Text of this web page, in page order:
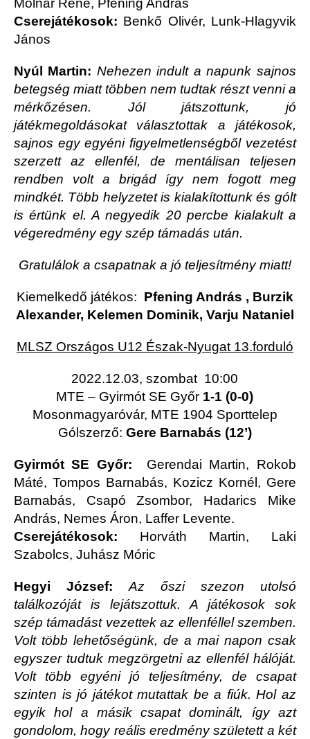
Molnár René, Pfening András
Cserejátékosok: Benkő Olivér, Lunk-Hlagyvik
János
Nyúl Martin: Nehezen indult a napunk sajnos
betegség miatt többen nem tudtak részt venni a
mérkőzésen. Jól játszottunk, jó
játékmegoldásokat választottak a játékosok,
sajnos egy egyéni figyelmetlenségből vezetést
szerzett az ellenfél, de mentálisan teljesen
rendben volt a brigád így nem fogott meg
mindkét. Több helyzetet is kialakítottunk és gólt
is értünk el. A negyedik 20 percbe kialakult a
végeredmény egy szép támadás után.
Gratulálok a csapatnak a jó teljesítmény miatt!
Kiemelkedő játékos: Pfening András , Burzik
Alexander, Kelemen Dominik, Varju Nataniel
MLSZ Országos U12 Észak-Nyugat 13.forduló
2022.12.03, szombat 10:00
MTE – Gyirmót SE Győr 1-1 (0-0)
Mosonmagyaróvár, MTE 1904 Sporttelep
Gólszerző: Gere Barnabás (12’)
Gyirmót SE Győr: Gerendai Martin, Rokob
Máté, Tompos Barnabás, Kozicz Kornél, Gere
Barnabás, Csapó Zsombor, Hadarics Mike
András, Nemes Áron, Laffer Levente.
Cserejátékosok: Horváth Martin, Laki
Szabolcs, Juhász Móric
Hegyi József:
Az őszi szezon utolsó
találkozóját is lejátszottuk. A játékosok sok
szép támadást vezettek az ellenféllel szemben.
Volt több lehetőségünk, de a mai napon csak
egyszer tudtuk megzörgetni az ellenfél hálóját.
Volt több egyéni jó teljesítmény, de csapat
szinten is jó játékot mutattak be a fiúk. Hol az
egyik hol a másik csapat dominált, így azt
gondolom, hogy reális eredmény született a két